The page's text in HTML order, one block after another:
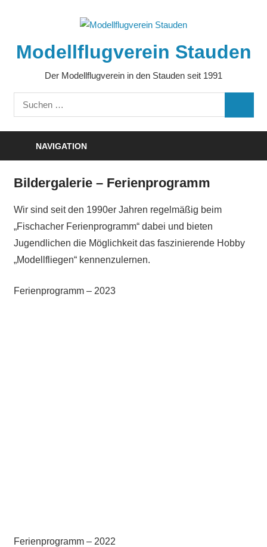
Modellflugverein Stauden
Der Modellflugverein in den Stauden seit 1991
Suchen
nach:
NAVIGATION
Bildergalerie – Ferienprogramm
Wir sind seit den 1990er Jahren regelmäßig beim
„Fischacher Ferienprogramm“ dabei und bieten
Jugendlichen die Möglichkeit das faszinierende Hobby
„Modellfliegen“ kennenzulernen.
Ferienprogramm – 2023
Ferienprogramm – 2022